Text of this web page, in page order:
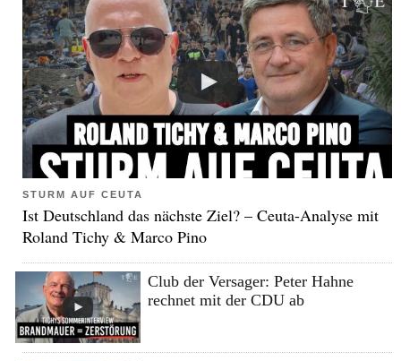
STURM AUF CEUTA
Ist Deutschland das nächste Ziel? – Ceuta-Analyse mit
Roland Tichy & Marco Pino
Club der Versager: Peter Hahne
rechnet mit der CDU ab